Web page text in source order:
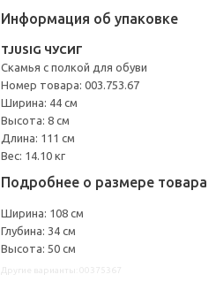
Информация об упаковке
TJUSIG ЧУСИГ
Скамья с полкой для обуви
Номер товара: 003.753.67
Ширина: 44 см
Высота: 8 см
Длина: 111 см
Вес: 14.10 кг
Подробнее о размере товара
Ширина: 108 см
Глубина: 34 см
Высота: 50 см